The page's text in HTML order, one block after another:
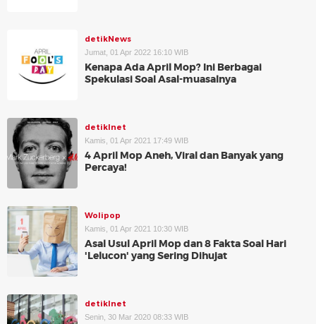
detikNews
Jumat, 01 Apr 2022 16:10 WIB
Kenapa Ada April Mop? Ini Berbagai
Spekulasi Soal Asal-muasalnya
detikInet
Kamis, 01 Apr 2021 17:49 WIB
4 April Mop Aneh, Viral dan Banyak yang
Percaya!
Wolipop
Kamis, 01 Apr 2021 10:30 WIB
Asal Usul April Mop dan 8 Fakta Soal Hari
'Lelucon' yang Sering Dihujat
detikInet
Senin, 30 Mar 2020 08:33 WIB